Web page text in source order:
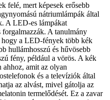
felé, mert képesek erősebb
nátriumlámpák által
A LED-es lámpákat
forgalmazzák. A tanulmány
hogy a LED-fények több kék
hullámhosszú és hűvösebb
fény, például a vörös. A kék
ahhoz, amit az olyan
és a televíziók által
az alvást, mivel gátolja az
termelődését. Ez a zavar